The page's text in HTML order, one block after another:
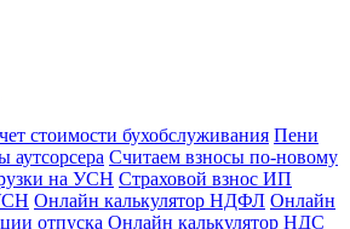
стоимости бухобслуживания Пени
аутсорсера Считаем взносы по-новому
на УСН Страховой взнос ИП
Онлайн калькулятор НДФЛ Онлайн
отпуска Онлайн калькулятор НДС